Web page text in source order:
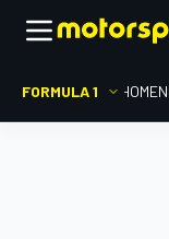
FORMULA 1 HOME